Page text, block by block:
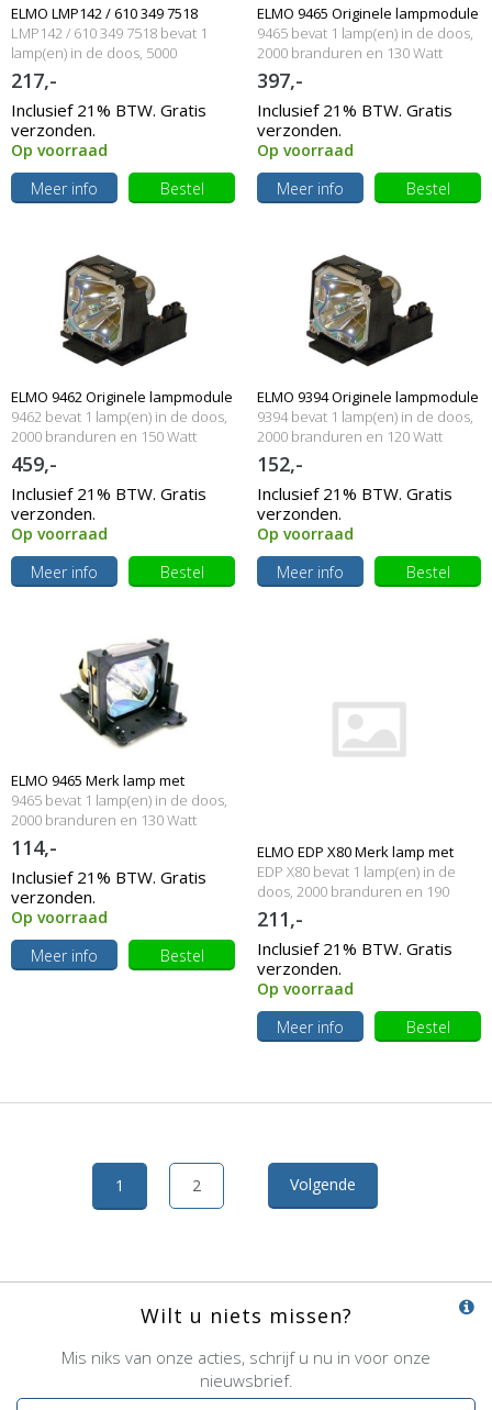
ELMO LMP142 / 610 349 7518
Originele lampmodule
LMP142 / 610 349 7518 bevat 1
lamp(en) in de doos, 5000
branduren en 220 Watt
217,-
Inclusief 21% BTW. Gratis
verzonden.
Op voorraad
Meer info
Bestel
ELMO 9465 Originele lampmodule
9465 bevat 1 lamp(en) in de doos,
2000 branduren en 130 Watt
397,-
Inclusief 21% BTW. Gratis
verzonden.
Op voorraad
Meer info
Bestel
ELMO 9462 Originele lampmodule
9462 bevat 1 lamp(en) in de doos,
2000 branduren en 150 Watt
459,-
Inclusief 21% BTW. Gratis
verzonden.
Op voorraad
Meer info
Bestel
ELMO 9394 Originele lampmodule
9394 bevat 1 lamp(en) in de doos,
2000 branduren en 120 Watt
152,-
Inclusief 21% BTW. Gratis
verzonden.
Op voorraad
Meer info
Bestel
ELMO 9465 Merk lamp met
behuizing
9465 bevat 1 lamp(en) in de doos,
2000 branduren en 130 Watt
114,-
Inclusief 21% BTW. Gratis
verzonden.
Op voorraad
Meer info
Bestel
ELMO EDP X80 Merk lamp met
behuizing
EDP X80 bevat 1 lamp(en) in de
doos, 2000 branduren en 190
Watt
211,-
Inclusief 21% BTW. Gratis
verzonden.
Op voorraad
Meer info
Bestel
1 2 Volgende
Wilt u niets missen?
Mis niks van onze acties, schrijf u nu in voor onze
nieuwsbrief.